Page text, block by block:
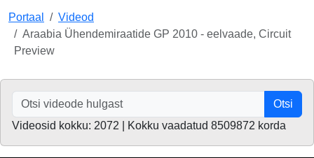
Portaal
Videod
Araabia Ühendemiraatide GP 2010 - eelvaade, Circuit
Preview
Otsi
Videosid kokku: 2072 | Kokku vaadatud 8509872 korda